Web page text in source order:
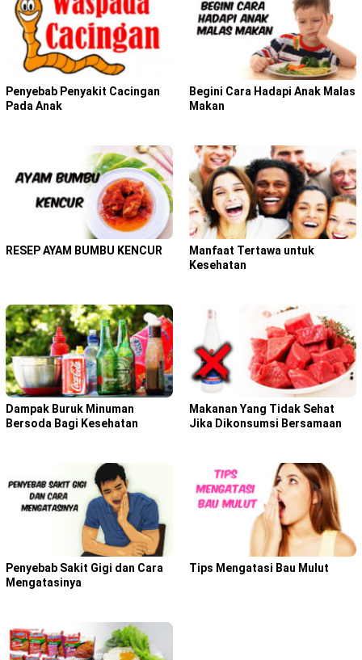
Penyebab Penyakit Cacingan
Pada Anak
Begini Cara Hadapi Anak Malas
Makan
RESEP AYAM BUMBU KENCUR
Manfaat Tertawa untuk
Kesehatan
Dampak Buruk Minuman
Bersoda Bagi Kesehatan
Makanan Yang Tidak Sehat
Jika Dikonsumsi Bersamaan
Penyebab Sakit Gigi dan Cara
Mengatasinya
Tips Mengatasi Bau Mulut